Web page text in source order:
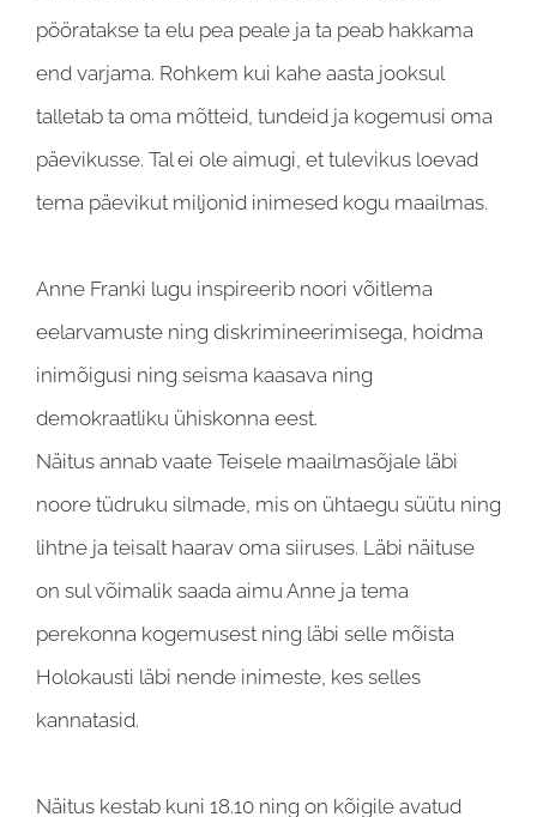
pööratakse ta elu pea peale ja ta peab hakkama
end varjama. Rohkem kui kahe aasta jooksul
talletab ta oma mõtteid, tundeid ja kogemusi oma
päevikusse. Tal ei ole aimugi, et tulevikus loevad
tema päevikut miljonid inimesed kogu maailmas.
Anne Franki lugu inspireerib noori võitlema
eelarvamuste ning diskrimineerimisega, hoidma
inimõigusi ning seisma kaasava ning
demokraatliku ühiskonna eest.
Näitus annab vaate Teisele maailmasõjale läbi
noore tüdruku silmade, mis on ühtaegu süütu ning
lihtne ja teisalt haarav oma siiruses. Läbi näituse
on sul võimalik saada aimu Anne ja tema
perekonna kogemusest ning läbi selle mõista
Holokausti läbi nende inimeste, kes selles
kannatasid.
Näitus kestab kuni 18.10 ning on kõigile avatud